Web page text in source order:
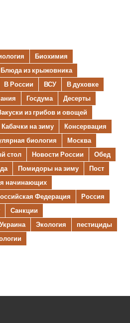
Биохимия
Блюда из крыжовника
В России ВСУ
В духовке
Госдума
Десерты
из грибов и овощей
Кабачки на зиму
Консервация
биология
Москва
стол Новости России
Обед
Помидоры на зиму
Пост
начинающих
Федерация
Россия
Санкции
Украина Экология
пестициды